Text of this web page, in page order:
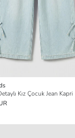
Kız Çocuk Jean Kapri